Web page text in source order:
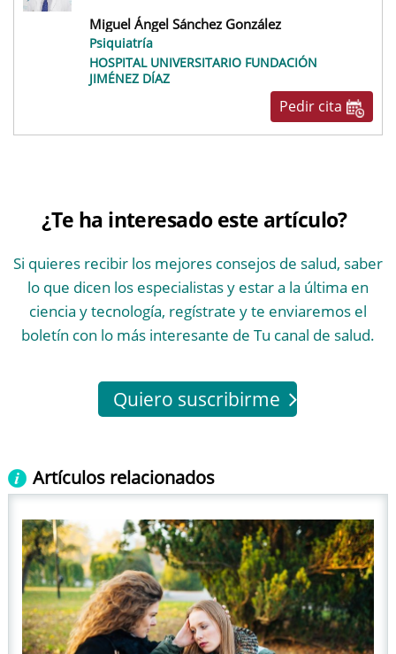
Miguel Ángel Sánchez González
Psiquiatría
HOSPITAL UNIVERSITARIO FUNDACIÓN
JIMÉNEZ DÍAZ
Pedir cita
¿Te ha interesado este artículo?
Si quieres recibir los mejores consejos de salud, saber
lo que dicen los especialistas y estar a la última en
ciencia y tecnología, regístrate y te enviaremos el
boletín con lo más interesante de Tu canal de salud.
Quiero suscribirme
Artículos relacionados